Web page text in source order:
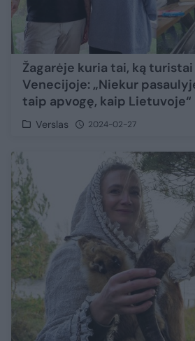
Žagarėje kuria tai, ką
Venecijoje: „Niekur
taip apvogę, kaip Lietuvoje“
Verslas 2024-02-27